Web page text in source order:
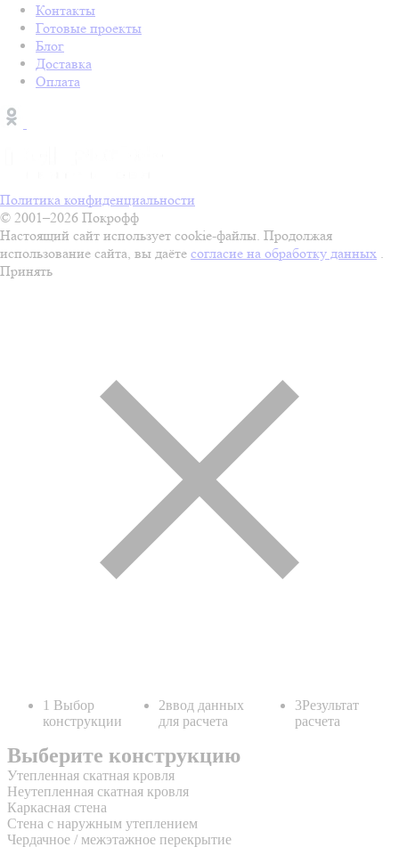
Контакты
Готовые проекты
Блог
Доставка
Оплата
Политика конфиденциальности
© 2001–2026 Покрофф
Настоящий сайт использует cookie-файлы. Продолжая
использование сайта, вы даёте согласие на обработку данных
Принять